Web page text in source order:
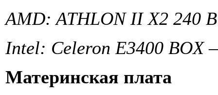
AMD: ATHLON II X2 240
Intel: Celeron E3400 BOX
Материнская плата